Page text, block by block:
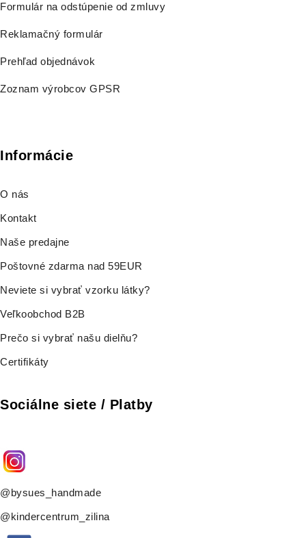
Formulár na odstúpenie od zmluvy
Reklamačný formulár
Prehľad objednávok
Zoznam výrobcov GPSR
Informácie
O nás
Kontakt
Naše predajne
Poštovné zdarma nad 59EUR
Neviete si vybrať vzorku látky?
Veľkoobchod B2B
Prečo si vybrať našu dielňu?
Certifikáty
Sociálne siete / Platby
@bysues_handmade
@kindercentrum_zilina